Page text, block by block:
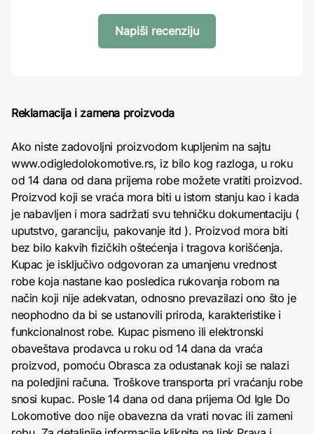
Napiši recenziju
Reklamacija i zamena proizvoda
Ako niste zadovoljni proizvodom kupljenim na sajtu
www.odigledolokomotive.rs, iz bilo kog razloga, u roku
od 14 dana od dana prijema robe možete vratiti proizvod.
Proizvod koji se vraća mora biti u istom stanju kao i kada
je nabavljen i mora sadržati svu tehničku dokumentaciju (
uputstvo, garanciju, pakovanje itd ). Proizvod mora biti
bez bilo kakvih fizičkih oštećenja i tragova korišćenja.
Kupac je isključivo odgovoran za umanjenu vrednost
robe koja nastane kao posledica rukovanja robom na
način koji nije adekvatan, odnosno prevazilazi ono što je
neophodno da bi se ustanovili priroda, karakteristike i
funkcionalnost robe. Kupac pismeno ili elektronski
obaveštava prodavca u roku od 14 dana da vraća
proizvod, pomoću Obrasca za odustanak koji se nalazi
na poledjini računa. Troškove transporta pri vraćanju robe
snosi kupac. Posle 14 dana od dana prijema Od Igle Do
Lokomotive doo nije obavezna da vrati novac ili zameni